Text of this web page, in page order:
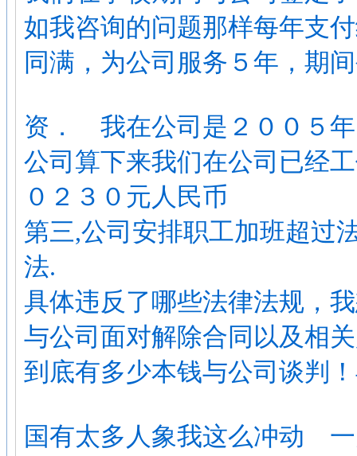
如我咨询的问题那样每年支
同满，为公司服务５年，期
资． 我在公司是２００５
公司算下来我们在公司已
０２３０元人民币
第三,公司安排职工加班超过
法.
具体违反了哪些法律法规，
与公司面对解除合同以及相
到底有多少本钱与公司谈判
国有太多人象我这么冲动